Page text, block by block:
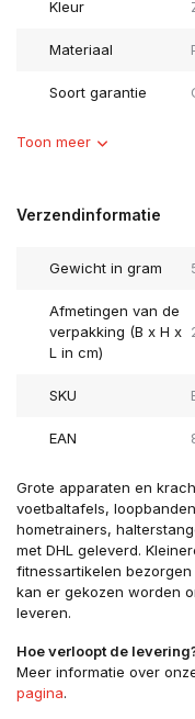
Kleur
Materiaal
Soort garantie
Toon meer
Verzendinformatie
Gewicht in gram
Afmetingen van de
verpakking (B x H x
L in cm)
SKU
EAN
Grote apparaten en
voetbaltafels,
hometrainers,
met DHL geleverd.
fitnessartikelen bezorgen
kan er gekozen worden
leveren.
Hoe verloopt de
Meer informatie over
pagina.